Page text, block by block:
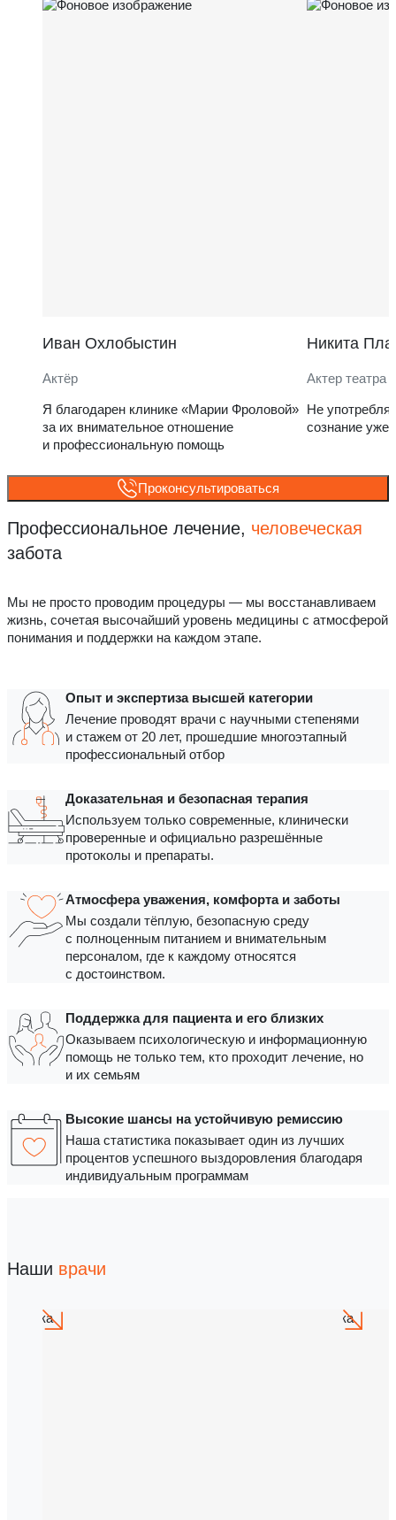
Иван Охлобыстин
Актёр
Я благодарен клинике «Марии Фроловой»
за их внимательное отношение
и профессиональную помощь
Никита
Актер театра
Не
сознание уже
Проконсультироваться
Профессиональное лечение, человеческая
забота
Мы не просто проводим процедуры — мы восстанавливаем
жизнь, сочетая высочайший уровень медицины с атмосферой
понимания и поддержки на каждом этапе.
Опыт и экспертиза высшей категории
Лечение проводят врачи с научными степенями
и стажем от 20 лет, прошедшие многоэтапный
профессиональный отбор
Доказательная и безопасная терапия
Используем только современные, клинически
проверенные и официально разрешённые
протоколы и препараты.
Атмосфера уважения, комфорта и заботы
Мы создали тёплую, безопасную среду
с полноценным питанием и внимательным
персоналом, где к каждому относятся
с достоинством.
Поддержка для пациента и его близких
Оказываем психологическую и информационную
помощь не только тем, кто проходит лечение, но
и их семьям
Высокие шансы на устойчивую ремиссию
Наша статистика показывает один из лучших
процентов успешного выздоровления благодаря
индивидуальным программам
Наши врачи